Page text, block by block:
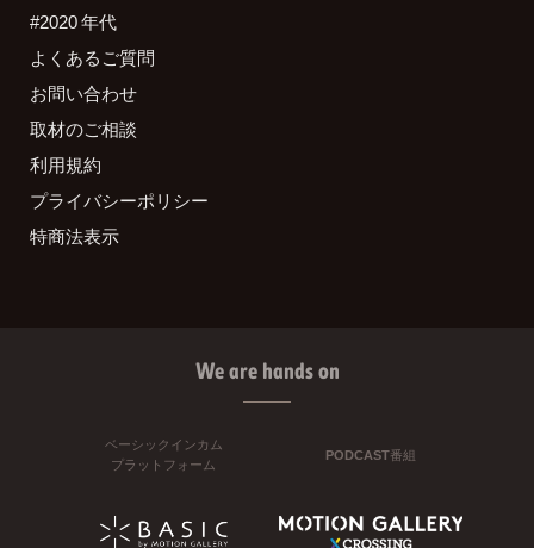
#2020 年代
よくあるご質問
お問い合わせ
取材のご相談
利用規約
プライバシーポリシー
特商法表示
We are hands on
ベーシックインカム
プラットフォーム
PODCAST番組